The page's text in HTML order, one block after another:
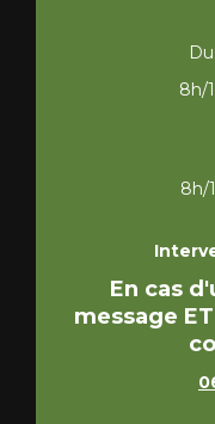
8h/
8h/
En cas
message